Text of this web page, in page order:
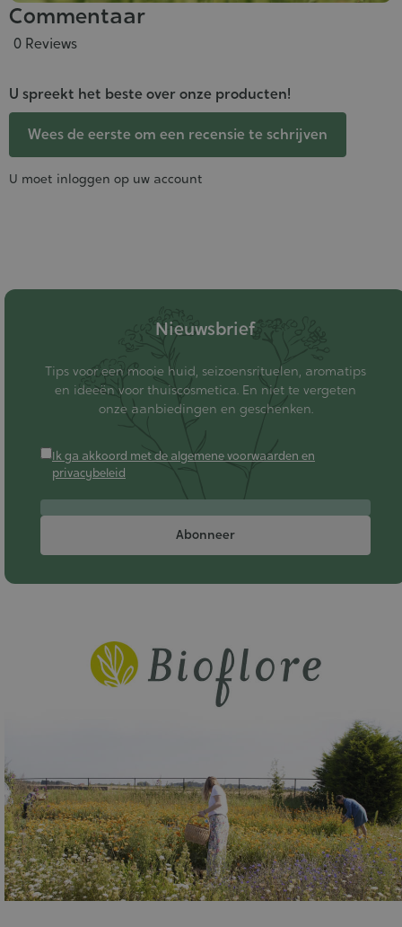
Commentaar
0 Reviews
U spreekt het beste over onze producten!
Wees de eerste om een recensie te schrijven
U moet inloggen op uw account
Nieuwsbrief
Tips voor een mooie huid, seizoensrituelen, aromatips
en ideeën voor thuiscosmetica. En niet te vergeten
onze aanbiedingen en geschenken.
Ik ga akkoord met de algemene voorwaarden en
privacybeleid
Abonneer